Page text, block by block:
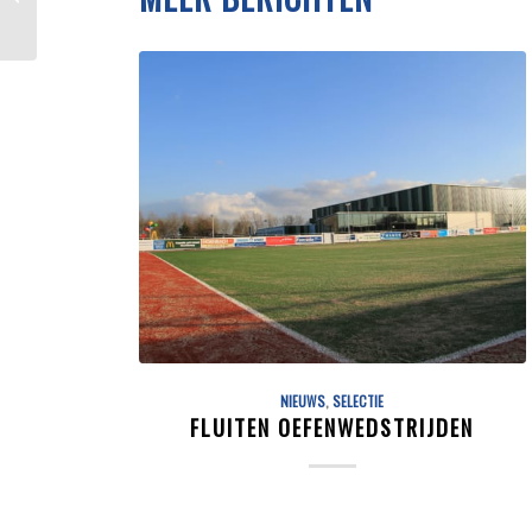
NIEUWS,SELECTIE
FLUITEN OEFENWEDSTRIJDEN